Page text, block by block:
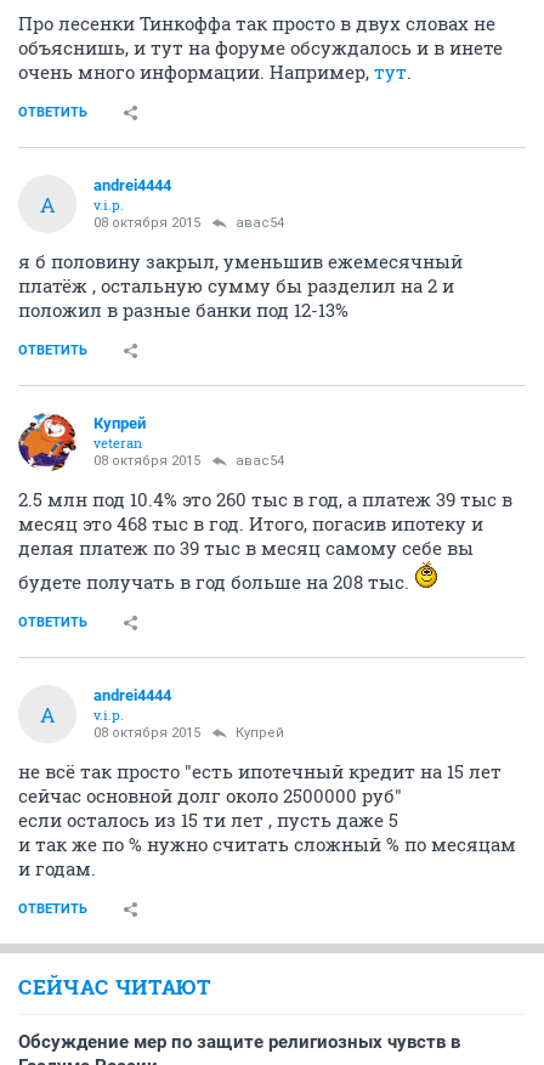
Про лесенки Тинкоффа так просто в двух словах не
объяснишь, и тут на форуме обсуждалось и в инете
очень много информации. Например, тут.
ОТВЕТИТЬ
A
andrei4444
v.i.p.
08 октября 2015 авас54
я б половину закрыл, уменьшив ежемесячный
платёж , остальную сумму бы разделил на 2 и
положил в разные банки под 12-13%
ОТВЕТИТЬ
Купрей
veteran
08 октября 2015 авас54
2.5 млн под 10.4% это 260 тыс в год, а платеж 39 тыс в
месяц это 468 тыс в год. Итого, погасив ипотеку и
делая платеж по 39 тыс в месяц самому себе вы
будете получать в год больше на 208 тыс.
ОТВЕТИТЬ
A
andrei4444
v.i.p.
08 октября 2015 Купрей
не всё так просто "есть ипотечный кредит на 15 лет
сейчас основной долг около 2500000 руб"
если осталось из 15 ти лет , пусть даже 5
и так же по % нужно считать сложный % по месяцам
и годам.
ОТВЕТИТЬ
СЕЙЧАС ЧИТАЮТ
Обсуждение мер по защите религиозных чувств в